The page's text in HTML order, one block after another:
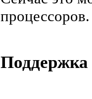
процессоров.